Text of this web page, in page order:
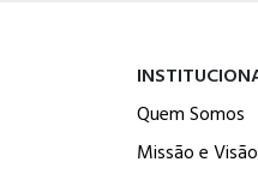
Quem Somos
Missão e Visão